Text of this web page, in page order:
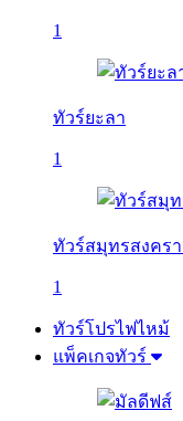
1
ทัวร์ยะลา
1
ทัวร์สมุทรสงคร
1
ทัวร์โปรไฟไหม้
แพ็คเกจทัวร์